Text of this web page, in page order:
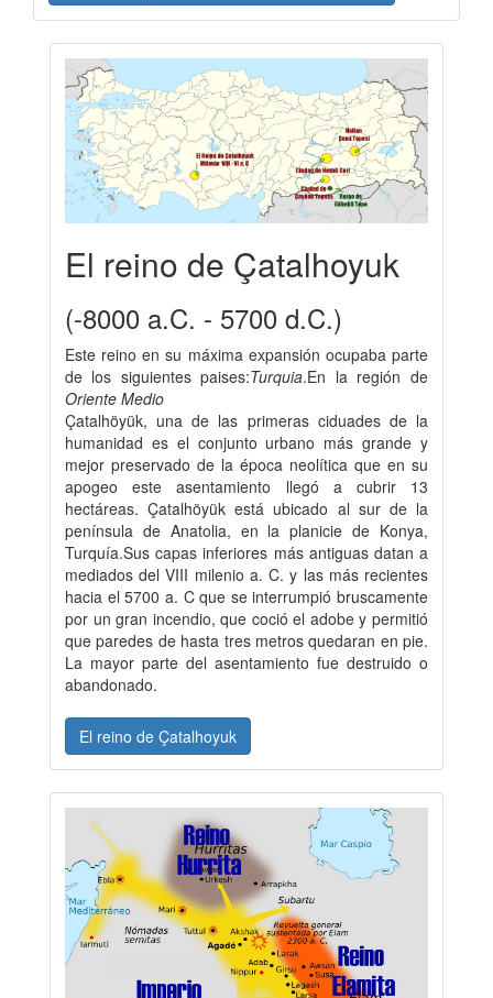
El reino de Çatalhoyuk
(-8000 a.C. - 5700 d.C.)
Este reino en su máxima expansión ocupaba parte
de los siguientes paises:Turquia.En la región de
Oriente Medio
Çatalhöyük, una de las primeras ciduades de la
humanidad es el conjunto urbano más grande y
mejor preservado de la época neolítica que en su
apogeo este asentamiento llegó a cubrir 13
hectáreas. Çatalhöyük está ubicado al sur de la
península de Anatolia, en la planicie de Konya,
Turquía.Sus capas inferiores más antiguas datan a
mediados del VIII milenio a. C. y las más recientes
hacia el 5700 a. C que se interrumpió bruscamente
por un gran incendio, que coció el adobe y permitió
que paredes de hasta tres metros quedaran en pie.
La mayor parte del asentamiento fue destruido o
abandonado.
El reino de Çatalhoyuk